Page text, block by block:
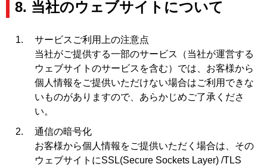
8. 当社のウェブサイトについて
サービスご利用上の注意点
当社がご提供する一部のサービス（当社が運営する
ウェブサイトのサービスを含む）では、お客様から
個人情報をご提供いただけない場合はご利用できな
いものがありますので、あらかじめご了承くださ
い。
通信の暗号化
お客様から個人情報をご提供いただく場合は、その
ウェブサイトにSSL(Secure Sockets Layer) /TLS